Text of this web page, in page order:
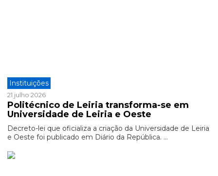
Instituições
21 julho 2026
Politécnico de Leiria transforma-se em
Universidade de Leiria e Oeste
Decreto-lei que oficializa a criação da Universidade de Leiria
e Oeste foi publicado em Diário da República. ...